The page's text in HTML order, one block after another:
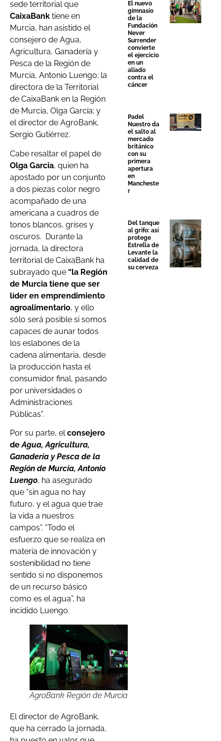
sede territorial que
CaixaBank tiene en
Murcia, han asistido el
consejero de Agua,
Agricultura, Ganadería y
Pesca de la Región de
Murcia, Antonio Luengo; la
directora de la Territorial
de CaixaBank en la Región
de Murcia, Olga García; y
el director de AgroBank,
Sergio Gutiérrez.
Cabe resaltar el papel de
Olga Garcia, quien ha
apostado por un conjunto
a dos piezas color negro
acompañado de una
americana a cuadros de
tonos blancos, grises y
oscuros. Durante la
jornada, la directora
territorial de CaixaBank ha
subrayado que “la Región
de Murcia tiene que ser
líder en emprendimiento
agroalimentario, y ello
sólo será posible si somos
capaces de aunar todos
los eslabones de la
cadena alimentaria, desde
la producción hasta el
consumidor final, pasando
por universidades o
Administraciones
Públicas”.
Por su parte, elconsejero
deAgua, Agricultura,
Ganadería y Pesca de la
Región de Murcia, Antonio
Luengo, ha asegurado
que “sin agua no hay
futuro, y el agua que trae
la vida a nuestros
campos”. “Todo el
esfuerzo que se realiza en
materia de innovación y
sostenibilidad no tiene
sentido si no disponemos
de un recurso básico
como es el agua”, ha
incidido Luengo.
AgroBank Región de Murcia
El director de AgroBank,
que ha cerrado la jornada,
El nuevo
gimnasio
de la
Fundación
Never
Surrender
convierte
el ejercicio
en un
aliado
contra el
cáncer
Padel
Nuestro da
el salto al
mercado
británico
con su
primera
apertura
en
Mancheste
r
Del tanque
al grifo: así
protege
Estrella de
Levante la
calidad de
su cerveza